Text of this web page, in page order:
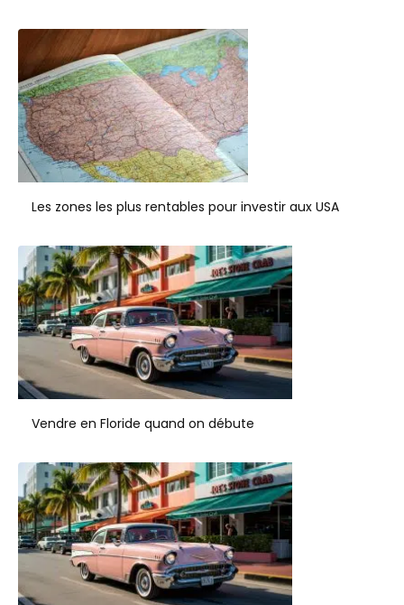
Les zones les plus rentables pour investir aux USA
Vendre en Floride quand on débute